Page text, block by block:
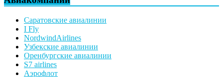
Саратовские авиалинии
I Fly
NordwindAirlines
Узбекские авиалинии
Оренбургские авиалинии
S7 airlines
Аэрофлот